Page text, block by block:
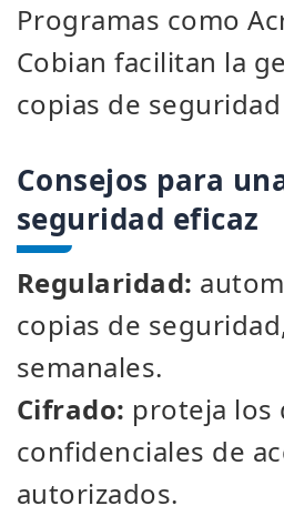
Programas como
Cobian facilitan la
copias de
Consejos para
seguridad eficaz
Regularidad:
copias de
semanales.
Cifrado: proteja los
confidenciales de
autorizados.